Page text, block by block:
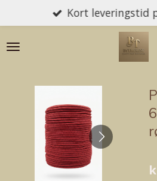
til
hovedinnhold
Kort leveringstid